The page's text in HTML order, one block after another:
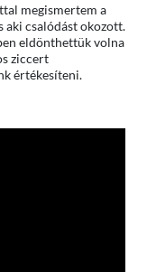
megismertem a
aki csalódást okozott.
eldönthettük volna
ziccert
értékesíteni.